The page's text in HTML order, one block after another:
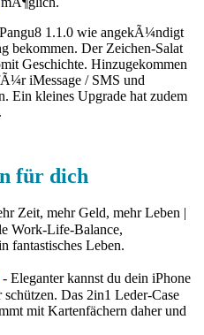
1.1.0 wie angekÃ¼ndigt
bekommen. Der Zeichen-Salat
Geschichte. Hinzugekommen
iMessage / SMS und
Ein kleines Upgrade hat zudem
für dich
Zeit, mehr Geld, mehr Leben |
Work-Life-Balance,
fantastisches Leben.
- Eleganter kannst du dein iPhone
Das 2in1 Leder-Case
mit Kartenfächern daher und